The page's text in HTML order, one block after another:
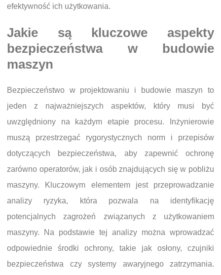
efektywność ich użytkowania.
Jakie są kluczowe aspekty
bezpieczeństwa w budowie
maszyn
Bezpieczeństwo w projektowaniu i budowie maszyn to
jeden z najważniejszych aspektów, który musi być
uwzględniony na każdym etapie procesu. Inżynierowie
muszą przestrzegać rygorystycznych norm i przepisów
dotyczących bezpieczeństwa, aby zapewnić ochronę
zarówno operatorów, jak i osób znajdujących się w pobliżu
maszyny. Kluczowym elementem jest przeprowadzanie
analizy ryzyka, która pozwala na identyfikację
potencjalnych zagrożeń związanych z użytkowaniem
maszyny. Na podstawie tej analizy można wprowadzać
odpowiednie środki ochrony, takie jak osłony, czujniki
bezpieczeństwa czy systemy awaryjnego zatrzymania.